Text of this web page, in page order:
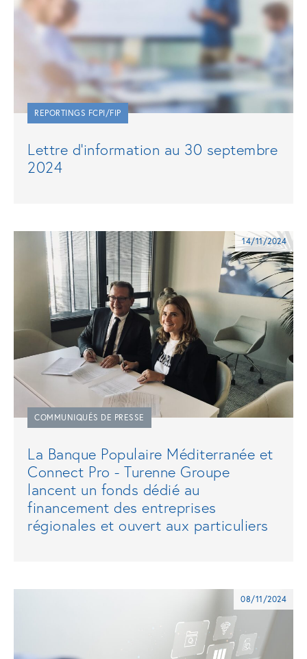
REPORTINGS FCPI/FIP
Lettre d’information au 30 septembre
2024
14/11/2024
COMMUNIQUÉS DE PRESSE
La Banque Populaire Méditerranée et
Connect Pro - Turenne Groupe
lancent un fonds dédié au
financement des entreprises
régionales et ouvert aux particuliers
08/11/2024